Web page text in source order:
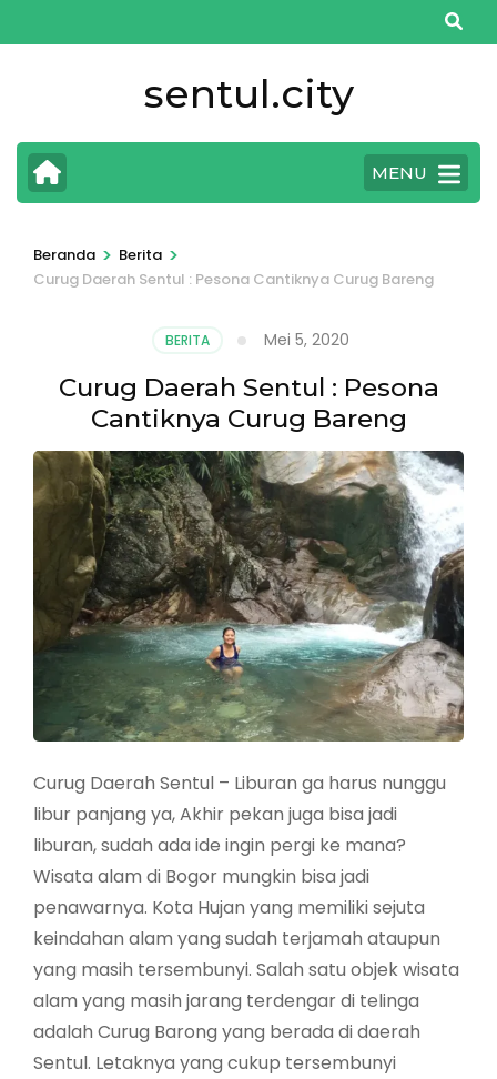
ke
Enter)
sentul.city
MENU
Beranda > Berita >
Curug Daerah Sentul : Pesona Cantiknya Curug Bareng
BERITA Mei 5, 2020
Curug Daerah Sentul : Pesona
Cantiknya Curug Bareng
Curug Daerah Sentul – Liburan ga harus nunggu
libur panjang ya, Akhir pekan juga bisa jadi
liburan, sudah ada ide ingin pergi ke mana?
Wisata alam di Bogor mungkin bisa jadi
penawarnya. Kota Hujan yang memiliki sejuta
keindahan alam yang sudah terjamah ataupun
yang masih tersembunyi. Salah satu objek wisata
alam yang masih jarang terdengar di telinga
adalah Curug Barong yang berada di daerah
Sentul. Letaknya yang cukup tersembunyi